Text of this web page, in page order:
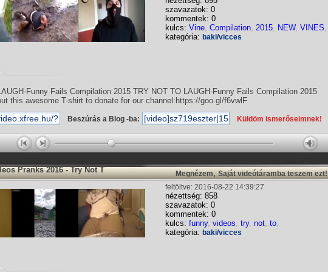
szavazatok: 0
kommentek: 0
kulcs: Vine, Compilation, 2015, NEW, VINES,
kategória: baki/vicces
Funny Fails Compilation 2015 TRY NOT TO LAUGH-Funny Fails Compilation 2015
this awesome T-shirt to donate for our channel:https://goo.gl/f6vwlF
Beszúrás a Blog -ba: Küldöm ismerőseimnek!
Pranks 2016 - Try Not T Megnézem,Saját videótáramba teszem ezt!
feltöltve: 2016-08-22 14:39:27
nézettség: 858
szavazatok: 0
kommentek: 0
kulcs: funny, videos, try, not, to,
kategória: baki/vicces